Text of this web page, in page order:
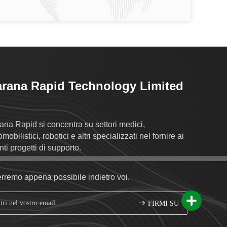
Rapid Technology Limited
Rapid si concentra su settori medici,
robotici e altri specializzati nel fornire ai
progetti di supporto.
appena possibile indietro voi.
FIRMI SU